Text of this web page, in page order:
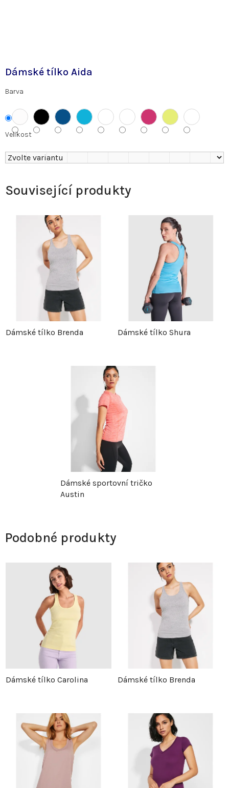
Dámské tílko Aida
Barva
Velikost
Související produkty
Dámské tílko Brenda Dámské tílko Shura
Dámské sportovní tričko
Austin
Podobné produkty
Dámské tílko Carolina Dámské tílko Brenda